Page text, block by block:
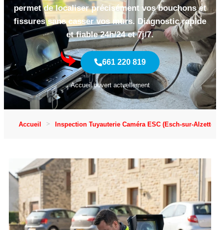
permet de localiser précisément vos bouchons et
fissures sans casser vos murs. Diagnostic rapide
et fiable 24h/24 et 7j/7.
661 220 819
Accueil ouvert actuellement
Accueil Inspection Tuyauterie Caméra ESC (Esch-sur-Alzette)